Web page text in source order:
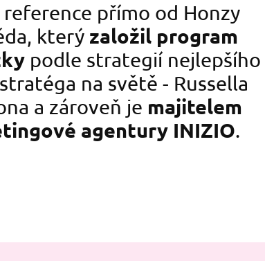
reference přímo od Honzy
který založil program
podle strategií nejlepšího
na světě - Russella
a zároveň je majitelem
agentury INIZIO.